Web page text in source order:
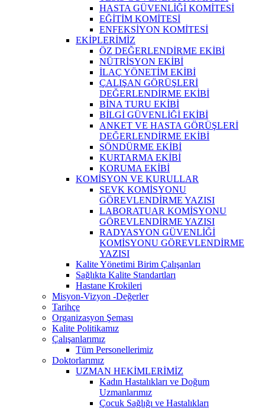
HASTA GÜVENLİĞİ KOMİTESİ
EĞİTİM KOMİTESİ
ENFEKSİYON KOMİTESİ
EKİPLERİMİZ
ÖZ DEĞERLENDİRME EKİBİ
NÜTRİSYON EKİBİ
İLAÇ YÖNETİM EKİBİ
ÇALIŞAN GÖRÜŞLERİ
DEĞERLENDİRME EKİBİ
BİNA TURU EKİBİ
BİLGİ GÜVENLİĞİ EKİBİ
ANKET VE HASTA GÖRÜŞLERİ
DEĞERLENDİRME EKİBİ
SÖNDÜRME EKİBİ
KURTARMA EKİBİ
KORUMA EKİBİ
KOMİSYON VE KURULLAR
SEVK KOMİSYONU
GÖREVLENDİRME YAZISI
LABORATUAR KOMİSYONU
GÖREVLENDİRME YAZISI
RADYASYON GÜVENLİĞİ
KOMİSYONU GÖREVLENDİRME
YAZISI
Kalite Yönetimi Birim Çalışanları
Sağlıkta Kalite Standartları
Hastane Krokileri
Misyon-Vizyon -Değerler
Tarihçe
Organizasyon Şeması
Kalite Politikamız
Çalışanlarımız
Tüm Personellerimiz
Doktorlarımız
UZMAN HEKİMLERİMİZ
Kadın Hastalıkları ve Doğum
Uzmanlarımız
Çocuk Sağlığı ve Hastalıkları